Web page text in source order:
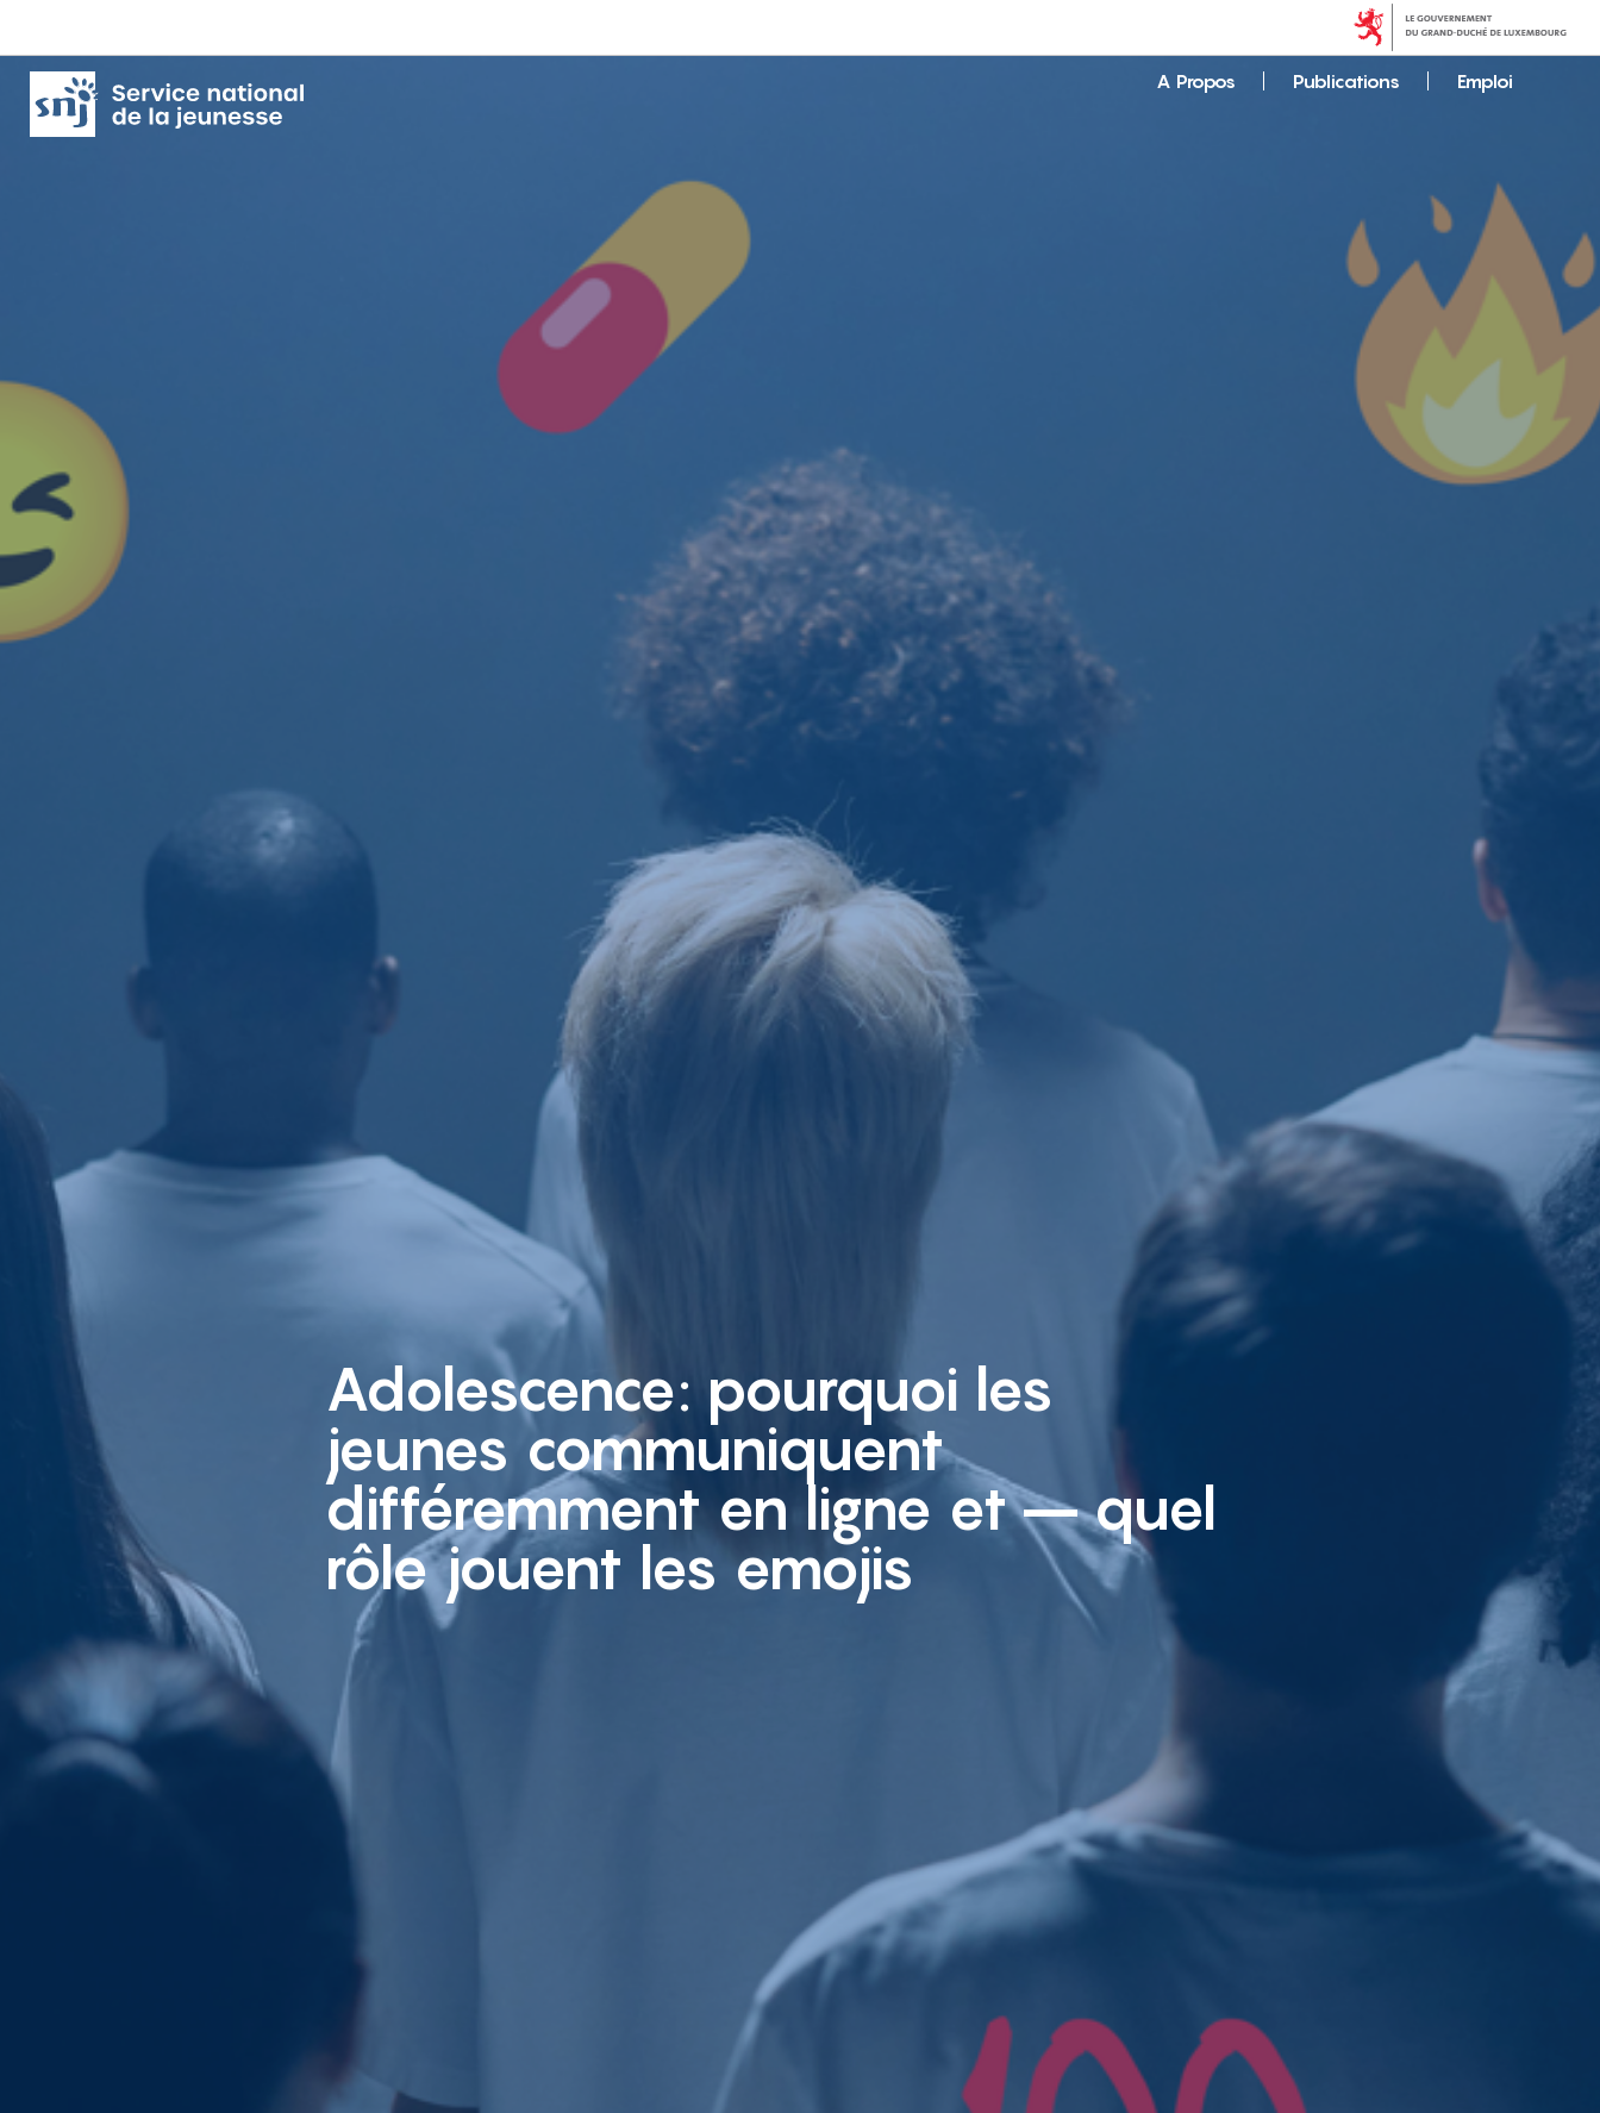
A Propos Publications Emploi
Adolescence: pourquoi les
jeunes communiquent
différemment en ligne et – quel
rôle jouent les emojis